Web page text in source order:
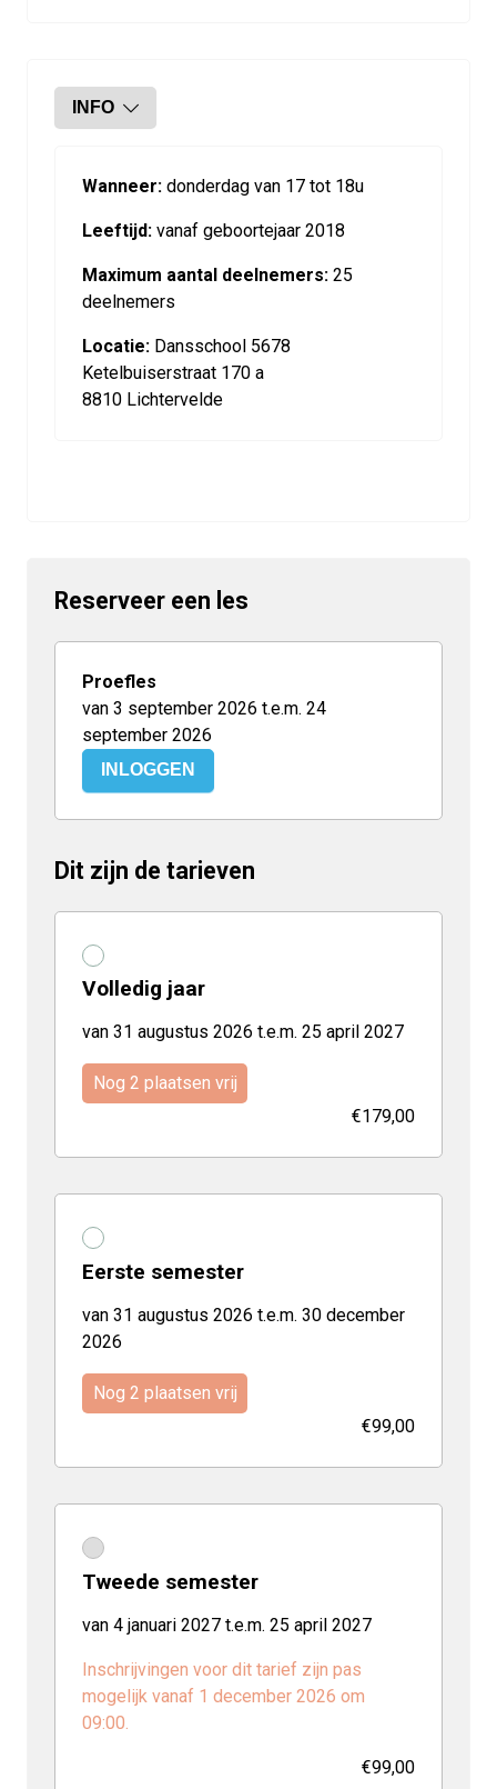
INFO
Wanneer: donderdag van 17 tot 18u
Leeftijd: vanaf geboortejaar 2018
Maximum aantal deelnemers: 25
deelnemers
Locatie: Dansschool 5678
Ketelbuiserstraat 170 a
8810 Lichtervelde
Reserveer een les
Proefles
van 3 september 2026 t.e.m. 24
september 2026
INLOGGEN
Dit zijn de tarieven
Volledig jaar
van 31 augustus 2026 t.e.m. 25 april 2027
Nog 2 plaatsen vrij
€179,00
Eerste semester
van 31 augustus 2026 t.e.m. 30 december
2026
Nog 2 plaatsen vrij
€99,00
Tweede semester
van 4 januari 2027 t.e.m. 25 april 2027
Inschrijvingen voor dit tarief zijn pas
mogelijk vanaf 1 december 2026 om
09:00.
€99,00